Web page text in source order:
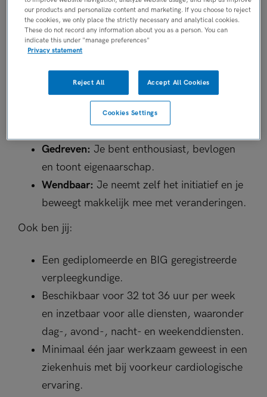
zorg en vormt een sterk team met je
collega’s. Je bent duidelijk op een
vriendelijke manier waardoor patiënten
moeilijke momenten.
Inlevend:Je luistert en voelt goed aan wat
iemand nodig heeft. Je legt makkelijk
Gedreven: Je bent enthousiast, bevlogen
en toont eigenaarschap.
Wendbaar: Je neemt zelf het initiatief en je
beweegt makkelijk mee met veranderingen.
Ook ben jij:
Een gediplomeerde en BIG geregistreerde
verpleegkundige.
Beschikbaar voor 32 tot 36 uur per week
en inzetbaar voor alle diensten, waaronder
dag-, avond-, nacht- en weekenddiensten.
Minimaal één jaar werkzaam geweest in een
ziekenhuis met bij voorkeur cardiologische
ervaring.
our products and personalize content and marketing. If you choose to reject
the cookies, we only place the strictly necessary and analytical cookies.
These do not record any information about you as a person. You can
indicate this under "manage preferences"
Privacy statement
Reject All Accept All Cookies
Cookies Settings